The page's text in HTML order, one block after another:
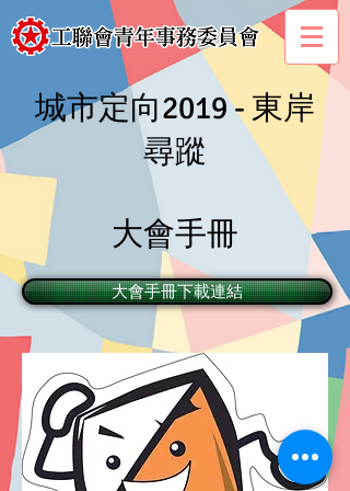
​城市定向2019 - 東岸
尋蹤
​大會手冊
大會手冊下載連結